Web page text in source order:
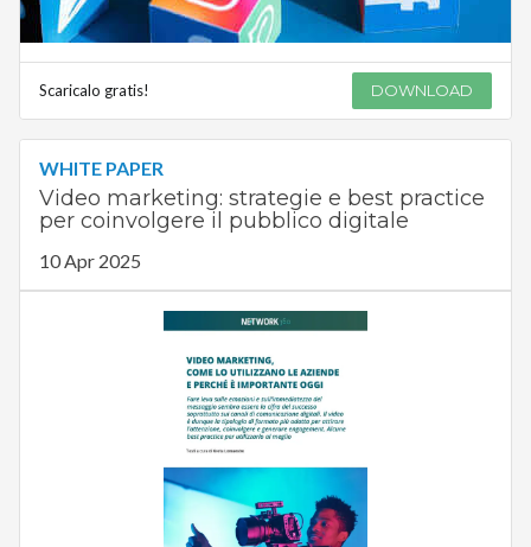
Scaricalo gratis! DOWNLOAD
WHITE PAPER
Video marketing: strategie e best practice
per coinvolgere il pubblico digitale
10 Apr 2025